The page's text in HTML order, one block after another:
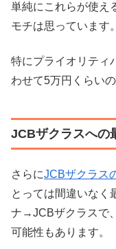
単純にこれらが使え
モチは思っています。
特にプライオリティ
わせて5万円くらい
JCBザクラスへの
さらにJCBザクラス
とっては間違いなく
ナ→JCBザクラスで
可能性もあります。